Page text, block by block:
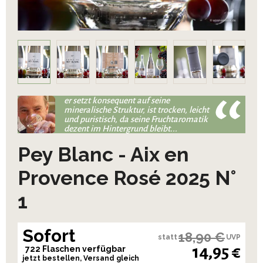
er setzt konsequent auf seine
mineralische Struktur, ist trocken, leicht
und puristisch, da seine Fruchtaromatik
dezent im Hintergrund bleibt...
Pey Blanc - Aix en
Provence Rosé 2025 N°
1
Sofort
722 Flaschen verfügbar
jetzt bestellen, Versand gleich
statt18,90 € UVP
14,95 €